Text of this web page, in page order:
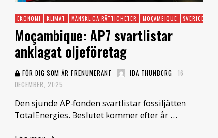
EKONOMI KLIMAT MÄNSKLIGA RÄTTIGHETER MOÇAMBIQUE SVERIGE
Moçambique: AP7 svartlistar
anklagat oljeföretag
FÖR DIG SOM ÄR PRENUMERANT IDA THUNBORG 16
DECEMBER, 2025
Den sjunde AP-fonden svartlistar fossiljätten
TotalEnergies. Beslutet kommer efter år …